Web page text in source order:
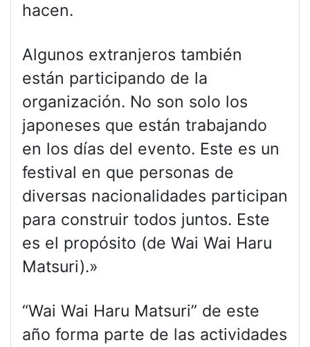
hacen.
Algunos extranjeros también
están participando de la
organización. No son solo los
japoneses que están trabajando
en los días del evento. Este es un
festival en que personas de
diversas nacionalidades participan
para construir todos juntos. Este
es el propósito (de Wai Wai Haru
Matsuri).»
“Wai Wai Haru Matsuri” de este
año forma parte de las actividades